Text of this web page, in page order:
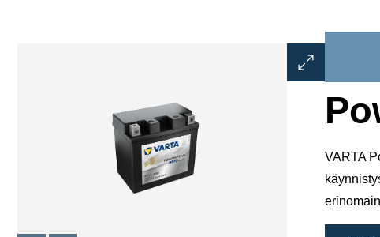
Avaa
kuvaikkuna
VARTA